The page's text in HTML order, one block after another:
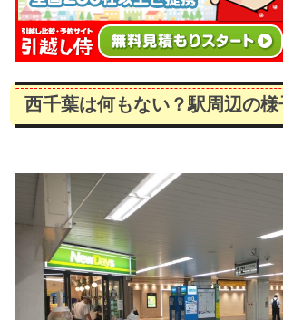
西千葉は何もない？駅周辺の様